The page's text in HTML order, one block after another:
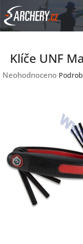
Přejít
na
obsah
Klíče UNF
Průměrné
hvězdiček.
Neohodnoceno